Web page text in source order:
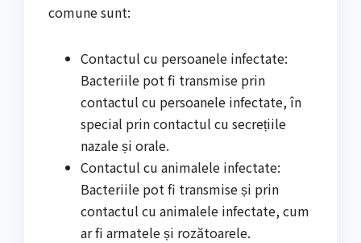
comune sunt:
Contactul cu persoanele infectate:
Bacteriile pot fi transmise prin
contactul cu persoanele infectate, în
special prin contactul cu secrețiile
nazale și orale.
Contactul cu animalele infectate:
Bacteriile pot fi transmise și prin
contactul cu animalele infectate, cum
ar fi armatele și rozătoarele.